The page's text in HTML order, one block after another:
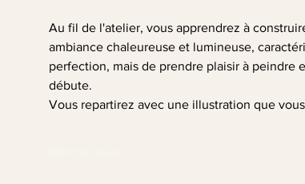
Au fil de l'atelier, vous apprendrez à
ambiance chaleureuse et lumineuse,
perfection, mais de prendre plaisir à peindre
débute.
Vous repartirez avec une illustration que